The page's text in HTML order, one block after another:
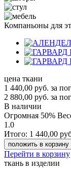
Компаньоны для
цена ткани
1 440,00 руб. за
2 880,00 руб. за
В наличии
Огромная 50%
1.0
Итого: 1 440,00
положить в корзину
Перейти в корзину
ткань в изделии